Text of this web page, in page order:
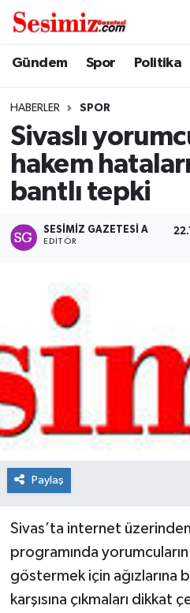
Gündem Spor Politika
HABERLER SPOR
Sivaslı
hakem
bantlı tepki
SESIMIZ GAZETESI A
EDITÖR
Paylaş
Sivas’ta internet
programında
göstermek için ağızlarına
karşısına çıkmaları dikkat
Dünya
Ekonomi
Genel
Gündem
Politika
Sağlık
Spor
Teknoloji
Nöbetçi Eczaneler
Namaz Vakitleri
Trafik Durumu
Süper Lig Puan Durumu
Son Dakika Haberleri
Haber Arşivi